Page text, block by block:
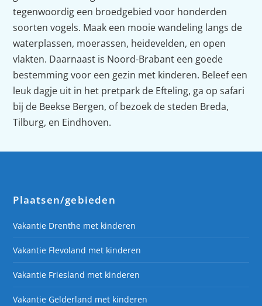
tegenwoordig een broedgebied voor honderden
soorten vogels. Maak een mooie wandeling langs de
waterplassen, moerassen, heidevelden, en open
vlakten. Daarnaast is Noord-Brabant een goede
bestemming voor een gezin met kinderen. Beleef een
leuk dagje uit in het pretpark de Efteling, ga op safari
bij de Beekse Bergen, of bezoek de steden Breda,
Tilburg, en Eindhoven.
Plaatsen/gebieden
Vakantie Drenthe met kinderen
Vakantie Flevoland met kinderen
Vakantie Friesland met kinderen
Vakantie Gelderland met kinderen